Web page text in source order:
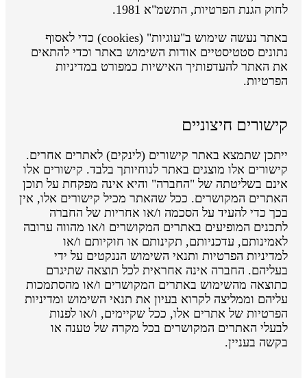
לחוק הגנת הפרטיות, התשמ"א 1981.
באתר נעשה שימוש ב"עוגיות" (cookies) כדי לאסוף
נתונים סטטיסטיים אודות השימוש באתר וכדי להתאים
את האתר להעדפותיך האישיות כמפורט במדיניות
הפרטיות.
קישורים חיצוניים
ייתכן שתמצא באתר קישורים (לינקים) לאתרים אחרים.
קישורים אלו מוצגים באתר לנוחיותך בלבד. קישורים אלו
אינם בשליטתה של "החברה" והיא אינה מפקחת על תוכן
האתרים המקושרים. ככל שהאתר מכיל קישורים אלו, אין
בכך כדי להעיד על הסכמה ו/או אחריות של החברה
לתכנים המופיעים באתרים המקושרים ו/או מהווה ערובה
לאמינותם, עדכניותם, תקינותם או חוקיותם ו/או
למדיניות הפרטיות ותנאי השימוש הננקטים על ידי
בעליהם. החברה אינה אחראית לכל תוצאה שתיגרם
כתוצאה מהשימוש באתרים המקושרים ו/או מהסתמכות
עליהם וממליצה לקרוא בעיון את תנאי השימוש ומדיניות
הפרטיות של אתרים אלו, ככל שקיימים, ו/או לפנות
לבעלי האתרים המקושרים בכל מקרה של טענה או
בקשה בעניין.